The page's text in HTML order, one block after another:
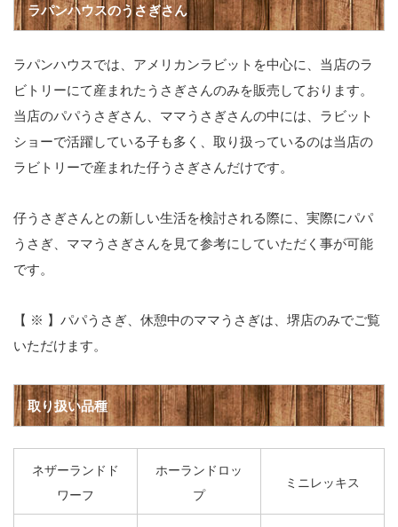
ラパンハウスのうさぎさん
ラパンハウスでは、アメリカンラビットを中心に、当店のラ
ビトリーにて産まれたうさぎさんのみを販売しております。
当店のパパうさぎさん、ママうさぎさんの中には、ラビット
ショーで活躍している子も多く、取り扱っているのは当店の
ラビトリーで産まれた仔うさぎさんだけです。
仔うさぎさんとの新しい生活を検討される際に、実際にパパ
うさぎ、ママうさぎさんを見て参考にしていただく事が可能
です。
【 ※ 】パパうさぎ、休憩中のママうさぎは、堺店のみでご覧
いただけます。
取り扱い品種
ネザーランドド
ワーフ
ホーランドロッ
プ
ミニレッキス